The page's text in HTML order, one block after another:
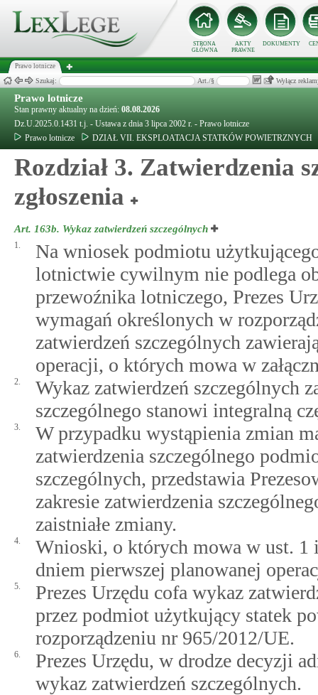
STRONA
GŁÓWNA
AKTY
PRAWNE
DOKUMENTY
Prawo lotnicze
Szukaj: Art./§ Wyłącz
Prawo lotnicze
Stan prawny aktualny na dzień: 08.08.2026
Dz.U.2025.0.1431 t.j. - Ustawa z dnia 3 lipca 2002 r. - Prawo lotnicze
Prawo lotnicze
DZIAŁ VII. EKSPLOATACJA STATKÓW POWIETRZNYCH
Rozdział 3. Zatwierdzenia
zgłoszenia
Art. 163b. Wykaz zatwierdzeń szczególnych
1.
Na wniosek podmiotu
lotnictwie cywilnym nie podlega
przewoźnika lotniczego, Prezes
wymagań określonych w
zatwierdzeń szczególnych
operacji, o których mowa w
2.
Wykaz zatwierdzeń szczególnych
szczególnego stanowi integralną
3.
W przypadku wystąpienia zmian
zatwierdzenia szczególnego
szczególnych, przedstawia
zakresie zatwierdzenia
zaistniałe zmiany.
4.
Wnioski, o których mowa w ust. 1
dniem pierwszej planowanej
5.
Prezes Urzędu cofa wykaz
przez podmiot użytkujący statek
rozporządzeniu nr 965/2012/UE.
6.
Prezes Urzędu, w drodze decyzji
wykaz zatwierdzeń szczególnych.